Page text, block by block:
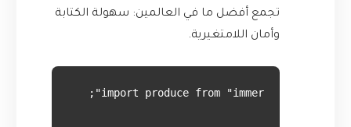
تجمع أفضل ما في العالمين: سهولة الكتابة
وأمان اللامتغيرية.